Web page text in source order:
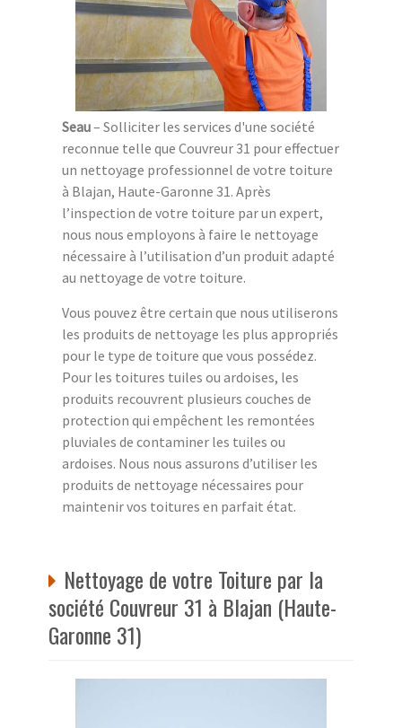
Seau– Solliciter les services d'une société
reconnue telle que Couvreur 31 pour effectuer
un nettoyage professionnel de votre toiture
à Blajan, Haute-Garonne 31. Après
l’inspection de votre toiture par un expert,
nous nous employons à faire le nettoyage
nécessaire à l’utilisation d’un produit adapté
au nettoyage de votre toiture.
Vous pouvez être certain que nous utiliserons
les produits de nettoyage les plus appropriés
pour le type de toiture que vous possédez.
Pour les toitures tuiles ou ardoises, les
produits recouvrent plusieurs couches de
protection qui empêchent les remontées
pluviales de contaminer les tuiles ou
ardoises. Nous nous assurons d’utiliser les
produits de nettoyage nécessaires pour
maintenir vos toitures en parfait état.
Nettoyage de votre Toiture par la
société Couvreur 31 à Blajan (Haute-
Garonne 31)